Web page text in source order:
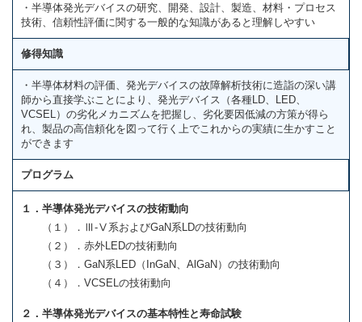
・半導体発光デバイスの研究、開発、設計、製造、材料・プロセス
技術、信頼性評価に関する一般的な知識があると理解しやすい
修得知識
・半導体材料の評価、発光デバイスの故障解析技術に造詣の深い講
師から直接学ぶことにより、発光デバイス（各種LD、LED、
VCSEL）の劣化メカニズムを把握し、劣化要因低減の方策が得ら
れ、製品の高信頼化を図って行く上でこれからの実績に生かすこと
ができます
プログラム
１．半導体発光デバイスの技術動向
（１）．Ⅲ-Ⅴ系およびGaN系LDの技術動向
（２）．赤外LEDの技術動向
（３）．GaN系LED（InGaN、AlGaN）の技術動向
（４）．VCSELの技術動向
２．半導体発光デバイスの基本特性と寿命試験